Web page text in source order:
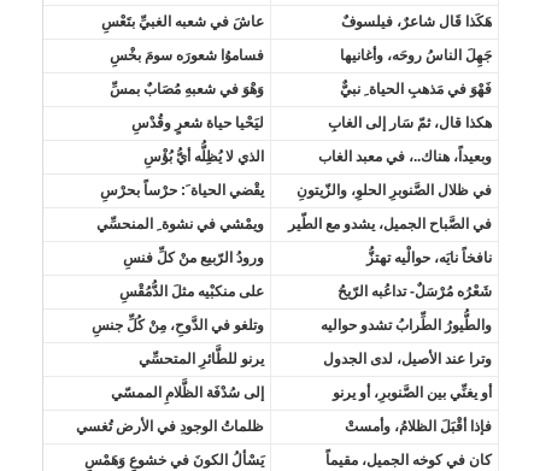
هَكَذا قَال شاعرٌ، فيلسوفٌ
عاشَ في شعبه الغبيِّ بتَعْسِ
جَهِلَ الناسُ روحَه، وأغانيها
فساموُا شعورَه سومَ بخْسِ
فَهْوَ في مَذهبِ الحياة ِ نبيٌّ
وَهْوَ في شعبهِ مُصَابٌ بمسِّ
هكذا قال، ثمّ سَار إلى الغابِ
ليَحْيا حياة شعرٍ وقُدْسِ
وبعيداً، هناك..، في معبد الغاب
الذي لا يُظِلُّه أيُّ بُؤْسِ
في ظلال الصَّنوبرِ الحلوِ، والزّيتونِ
يقْضي الحياة َ: حرْساً بحرْسِ
في الصَّباح الجميل، يشدو مع الطّير
ويمْشي في نشوة ِ المنحسِّي
نافخاً نايَه، حوالْيه تهتزُّ
ورودُ الرّبيع منْ كلِّ فنسِ
شَعْرُه مُرْسَلٌ- تداعُبه الرّيحُ
على منكبْيه مثلَ الدُّمُقْسِ
والطُّيورُ الطِّرابُ تشدو حواليه
وتلغو في الدَّوحِ، مِنْ كُلِّ جنسِ
وترا عند الأصيل، لدى الجدول
يرنو للطَّائرِ المتحسِّي
أو يغنِّي بين الصَّنوبرِ، أو يرنو
إلى سُدْفَة الظَّلامِ الممسّي
فإذا أقْبَلَ الظلامُ، وأمستْ
ظلماتُ الوجودِ في الأرض تُغسي
كان في كوخه الجميل، مقيماً
يَسْألُ الكونَ في خشوعٍ وَهَمْسِ